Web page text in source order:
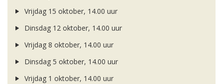
Vrijdag 15 oktober, 14.00 uur
Dinsdag 12 oktober, 14.00 uur
Vrijdag 8 oktober, 14.00 uur
Dinsdag 5 oktober, 14.00 uur
Vrijdag 1 oktober, 14.00 uur